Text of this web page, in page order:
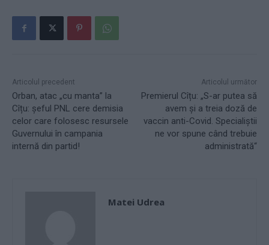
Articolul precedent
Orban, atac „cu manta” la
Cîțu: șeful PNL cere demisia
celor care folosesc resursele
Guvernului în campania
internă din partid!
Articolul următor
Premierul Cîțu: „S-ar putea să
avem și a treia doză de
vaccin anti-Covid. Specialiștii
ne vor spune când trebuie
administrată“
Matei Udrea